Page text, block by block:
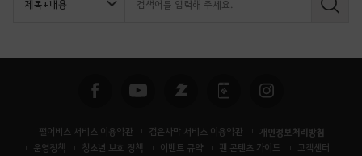
검
펄어비스 서비스 이용약관 검은사막 서비스 이용약관 개인정보처리방침
운영정책 청소년 보호 정책 이벤트 규약 팬 콘텐츠 가이드
고객센터